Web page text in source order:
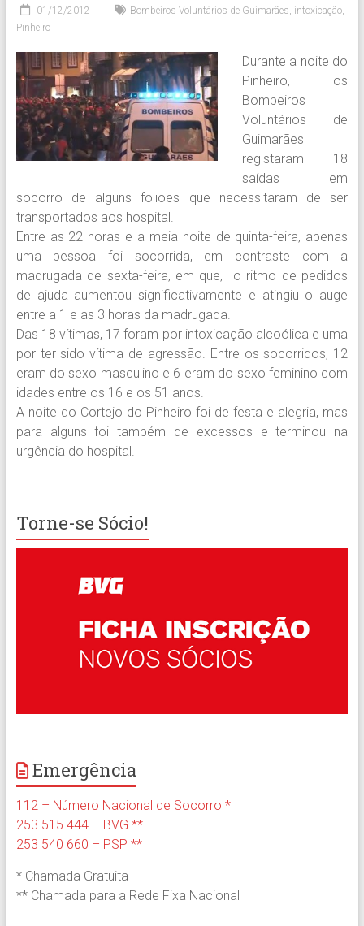
01/12/2012 Bombeiros Voluntários de Guimarães, intoxicação,
Pinheiro
Durante a noite do
Pinheiro, os
Bombeiros
Voluntários de
Guimarães
registaram 18
saídas em
socorro de alguns foliões que necessitaram de ser
transportados aos hospital.
Entre as 22 horas e a meia noite de quinta-feira, apenas
uma pessoa foi socorrida, em contraste com a
madrugada de sexta-feira, em que, o ritmo de pedidos
de ajuda aumentou significativamente e atingiu o auge
entre a 1 e as 3 horas da madrugada.
Das 18 vítimas, 17 foram por intoxicação alcoólica e uma
por ter sido vítima de agressão. Entre os socorridos, 12
eram do sexo masculino e 6 eram do sexo feminino com
idades entre os 16 e os 51 anos.
A noite do Cortejo do Pinheiro foi de festa e alegria, mas
para alguns foi também de excessos e terminou na
urgência do hospital.
Torne-se Sócio!
Emergência
112 – Número Nacional de Socorro *
253 515 444 – BVG **
253 540 660 – PSP **
* Chamada Gratuita
** Chamada para a Rede Fixa Nacional